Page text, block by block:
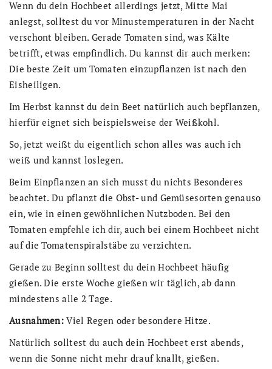
Wenn du dein Hochbeet allerdings jetzt, Mitte Mai
anlegst, solltest du vor Minustemperaturen in der Nacht
verschont bleiben. Gerade Tomaten sind, was Kälte
betrifft, etwas empfindlich. Du kannst dir auch merken:
Die beste Zeit um Tomaten einzupflanzen ist nach den
Eisheiligen.
Im Herbst kannst du dein Beet natürlich auch bepflanzen,
hierfür eignet sich beispielsweise der Weißkohl.
So, jetzt weißt du eigentlich schon alles was auch ich
weiß und kannst loslegen.
Beim Einpflanzen an sich musst du nichts Besonderes
beachtet. Du pflanzt die Obst- und Gemüsesorten genauso
ein, wie in einen gewöhnlichen Nutzboden. Bei den
Tomaten empfehle ich dir, auch bei einem Hochbeet nicht
auf die Tomatenspiralstäbe zu verzichten.
Gerade zu Beginn solltest du dein Hochbeet häufig
gießen. Die erste Woche gießen wir täglich, ab dann
mindestens alle 2 Tage.
Ausnahmen: Viel Regen oder besondere Hitze.
Natürlich solltest du auch dein Hochbeet erst abends,
wenn die Sonne nicht mehr drauf knallt, gießen.